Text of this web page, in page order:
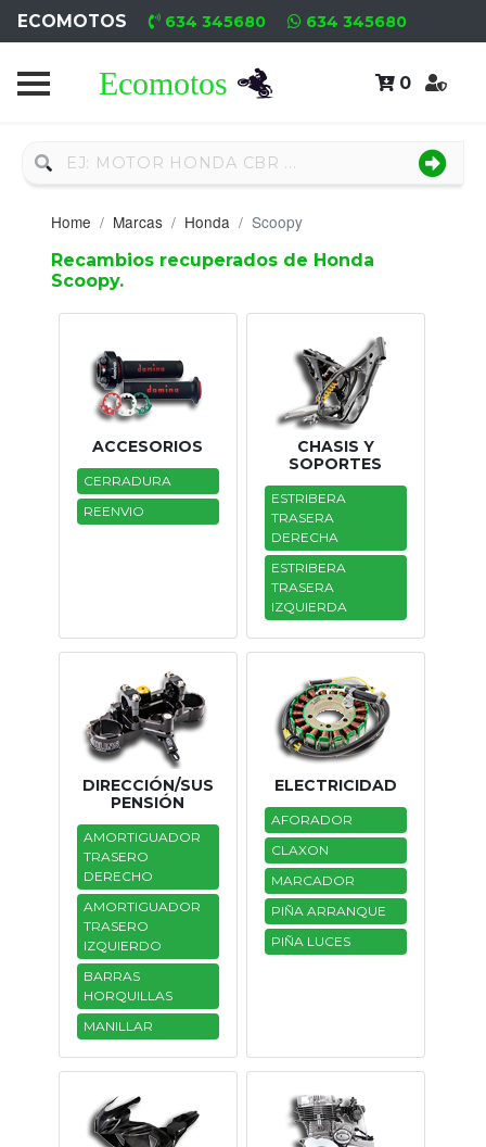
ECOMOTOS 634 345680 634 345680
0
Home
Nuevo
Neumáticos
Campa
Nuevos
Motores
Usados
Tasaciones
Contacto
Home Marcas Honda Scoopy
Recambios recuperados de Honda
Scoopy.
ACCESORIOS
CERRADURA
REENVIO
CHASIS Y
SOPORTES
ESTRIBERA
TRASERA
DERECHA
ESTRIBERA
TRASERA
IZQUIERDA
DIRECCIÓN/SUS
PENSIÓN
AMORTIGUADOR
TRASERO
DERECHO
AMORTIGUADOR
TRASERO
IZQUIERDO
BARRAS
HORQUILLAS
MANILLAR
ELECTRICIDAD
AFORADOR
CLAXON
MARCADOR
PIÑA ARRANQUE
PIÑA LUCES